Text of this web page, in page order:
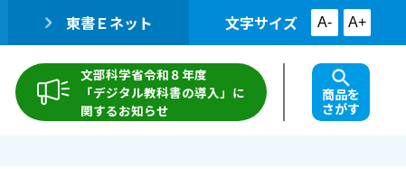
東書Ｅネット 文字サイズ A- A+
文部科学省令和８年度
「デジタル教科書の導入」に
関するお知らせ
商品を
さがす